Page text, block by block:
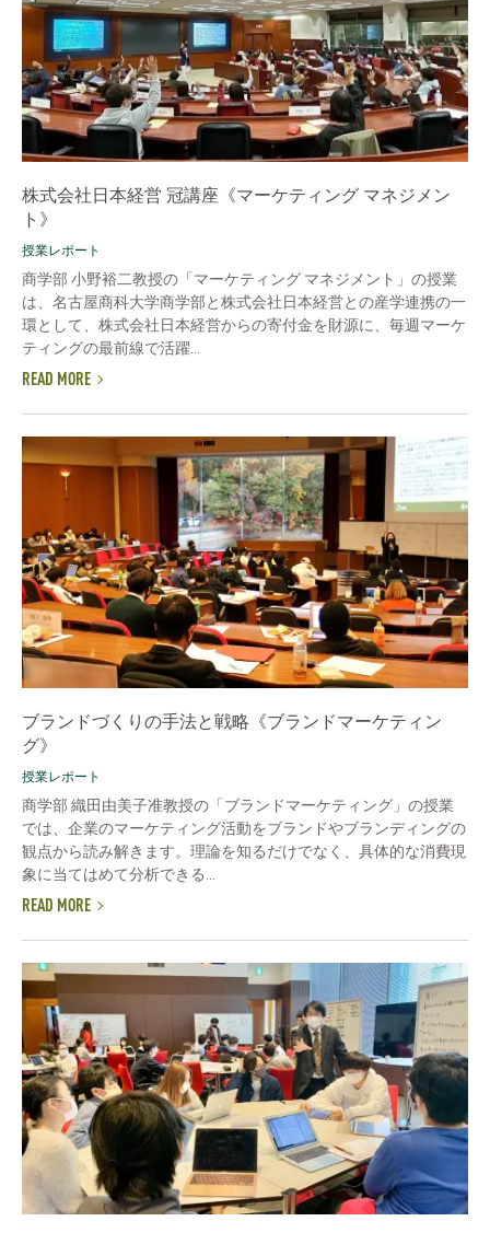
株式会社日本経営 冠講座《マーケティング マネジメン
ト》
授業レポート
商学部 小野裕二教授の「マーケティング マネジメント」の授業
は、名古屋商科大学商学部と株式会社日本経営との産学連携の一
環として、株式会社日本経営からの寄付金を財源に、毎週マーケ
ティングの最前線で活躍...
READ MORE
ブランドづくりの手法と戦略《ブランドマーケティン
グ》
授業レポート
商学部 織田由美子准教授の「ブランドマーケティング」の授業
では、企業のマーケティング活動をブランドやブランディングの
観点から読み解きます。理論を知るだけでなく、具体的な消費現
象に当てはめて分析できる...
READ MORE